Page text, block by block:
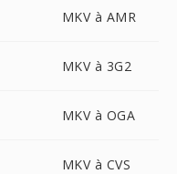
MKV à AMR
MKV à 3G2
MKV à OGA
MKV à CVS